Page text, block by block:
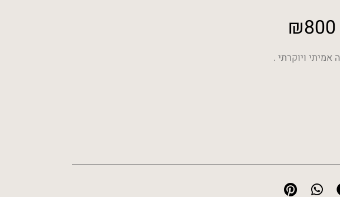
₪800
ויוקרתי .